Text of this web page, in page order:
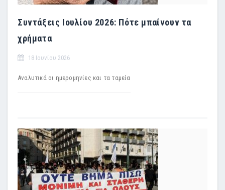
Συντάξεις Ιουλίου 2026: Πότε μπαίνουν τα
χρήματα
18 Ιουνίου 2026
Αναλυτικά οι ημερομηνίες και τα ταμεία